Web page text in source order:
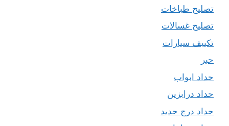
تصليح طباخات
تصليح غسالات
تكييف سيارات
حبر
حداد ابواب
حداد درابزين
حداد درج حديد